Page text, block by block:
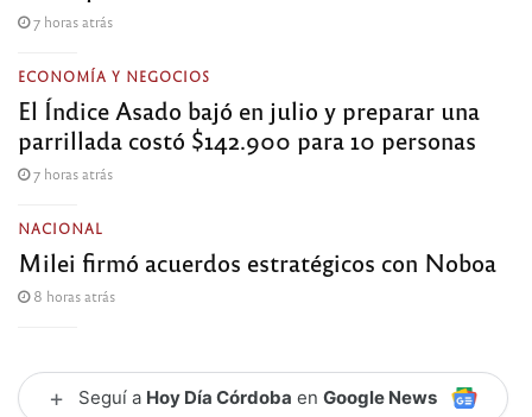
7 horas atrás
ECONOMÍA Y NEGOCIOS
El Índice Asado bajó en julio y preparar una
parrillada costó $142.900 para 10 personas
7 horas atrás
NACIONAL
Milei firmó acuerdos estratégicos con Noboa
8 horas atrás
+ Seguí a Hoy Día Córdoba en Google News